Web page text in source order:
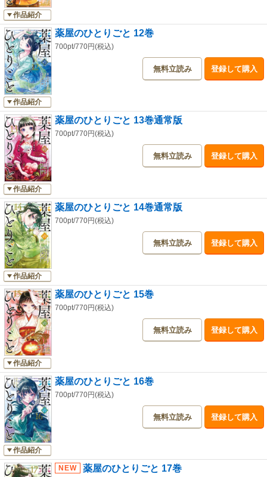
作品紹介
作品紹介
薬屋のひとりごと 12巻
700pt/770円(税込)
無料立読み 登録して購入
作品紹介
薬屋のひとりごと 13巻通常版
700pt/770円(税込)
無料立読み 登録して購入
作品紹介
薬屋のひとりごと 14巻通常版
700pt/770円(税込)
無料立読み 登録して購入
作品紹介
薬屋のひとりごと 15巻
700pt/770円(税込)
無料立読み 登録して購入
作品紹介
薬屋のひとりごと 16巻
700pt/770円(税込)
無料立読み 登録して購入
薬屋のひとりごと 17巻